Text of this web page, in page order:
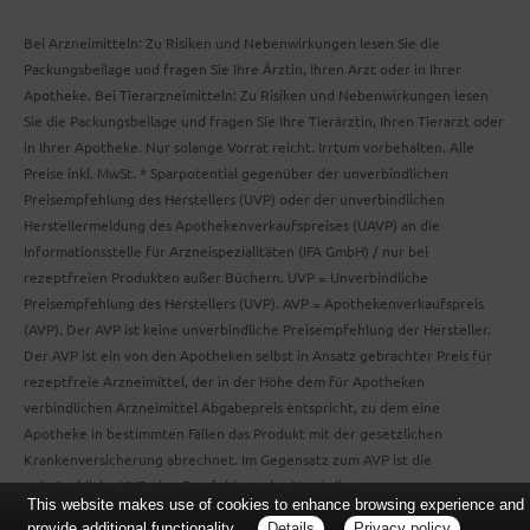
Bei Arzneimitteln: Zu Risiken und Nebenwirkungen lesen Sie die
Packungsbeilage und fragen Sie Ihre Ärztin, Ihren Arzt oder in Ihrer
Apotheke. Bei Tierarzneimitteln: Zu Risiken und Nebenwirkungen lesen
Sie die Packungsbeilage und fragen Sie Ihre Tierärztin, Ihren Tierarzt oder
in Ihrer Apotheke. Nur solange Vorrat reicht. Irrtum vorbehalten. Alle
Preise inkl. MwSt. * Sparpotential gegenüber der unverbindlichen
Preisempfehlung des Herstellers (UVP) oder der unverbindlichen
Herstellermeldung des Apothekenverkaufspreises (UAVP) an die
Informationsstelle für Arzneispezialitäten (IFA GmbH) / nur bei
rezeptfreien Produkten außer Büchern. UVP = Unverbindliche
Preisempfehlung des Herstellers (UVP). AVP = Apothekenverkaufspreis
(AVP). Der AVP ist keine unverbindliche Preisempfehlung der Hersteller.
Der AVP ist ein von den Apotheken selbst in Ansatz gebrachter Preis für
rezeptfreie Arzneimittel, der in der Höhe dem für Apotheken
verbindlichen Arzneimittel Abgabepreis entspricht, zu dem eine
Apotheke in bestimmten Fällen das Produkt mit der gesetzlichen
Krankenversicherung abrechnet. Im Gegensatz zum AVP ist die
gebräuchliche UVP eine Empfehlung der Hersteller.
This website makes use of cookies to enhance browsing experience and